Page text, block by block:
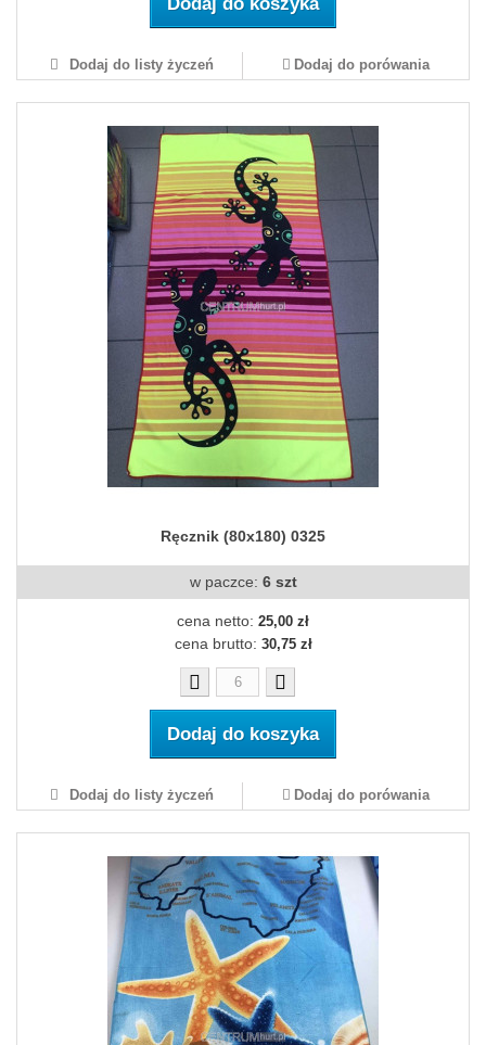
Dodaj do koszyka
Dodaj do listy życzeń Dodaj do porówania
Ręcznik (80x180) 0325
w paczce: 6 szt
cena netto: 25,00 zł
cena brutto: 30,75 zł
Dodaj do koszyka
Dodaj do listy życzeń Dodaj do porówania